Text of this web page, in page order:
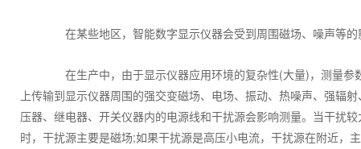
在某些地区，智能数字显示仪器会受到周围磁场、噪声等的
在生产中，由于显示仪器应用环境的复杂性(大量)，测量参
上传输到显示仪器周围的强交变磁场、电场、振动、热噪声、强辐
压器、继电器、开关仪器内的电源线和干扰源会影响测量。当干扰
时，干扰源主要是磁场;如果干扰源是高压小电流，干扰源在附近，